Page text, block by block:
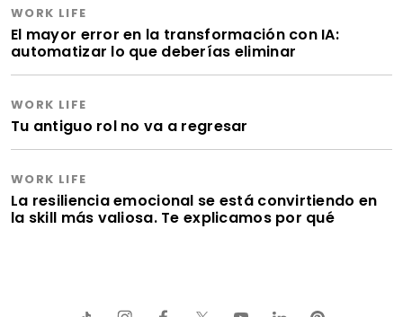
WORK LIFE
El mayor error en la transformación con IA:
automatizar lo que deberías eliminar
WORK LIFE
Tu antiguo rol no va a regresar
WORK LIFE
La resiliencia emocional se está convirtiendo en
la skill más valiosa. Te explicamos por qué